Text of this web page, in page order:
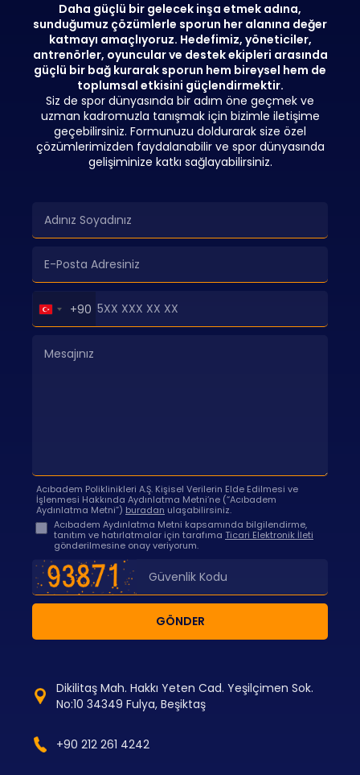
Daha güçlü bir gelecek inşa etmek adına,
sunduğumuz çözümlerle sporun her alanına değer
katmayı amaçlıyoruz. Hedefimiz, yöneticiler,
antrenörler, oyuncular ve destek ekipleri arasında
güçlü bir bağ kurarak sporun hem bireysel hem de
toplumsal etkisini güçlendirmektir.
Siz de spor dünyasında bir adım öne geçmek ve
uzman kadromuzla tanışmak için bizimle iletişime
geçebilirsiniz. Formunuzu doldurarak size özel
çözümlerimizden faydalanabilir ve spor dünyasında
gelişiminize katkı sağlayabilirsiniz.
Turkey
+90
+90
Acıbadem Poliklinikleri A.Ş. Kişisel Verilerin Elde Edilmesi ve
İşlenmesi Hakkında Aydınlatma Metni’ne (“Acıbadem
Aydınlatma Metni”) buradan ulaşabilirsiniz.
Acıbadem Aydınlatma Metni kapsamında bilgilendirme,
tanıtım ve hatırlatmalar için tarafıma Ticari Elektronik İleti
gönderilmesine onay veriyorum.
GÖNDER
Dikilitaş Mah. Hakkı Yeten Cad. Yeşilçimen Sok.
No:10 34349 Fulya, Beşiktaş
+90 212 261 4242